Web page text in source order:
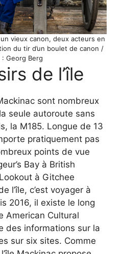
vieux canon, deux acteurs en
du tir d’un boulet de canon /
Georg Berg
de l’île
sont nombreux
seule autoroute sans
la M185. Longue de 13
pratiquement pas
points de vue
Bay à British
à Gitchee
l’île, c’est voyager à
2016, il existe le long
American Cultural
des informations sur la
sur six sites. Comme